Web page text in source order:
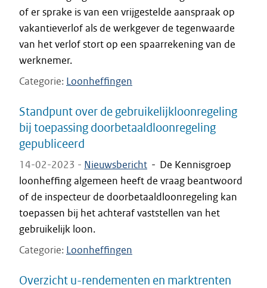
of er sprake is van een vrijgestelde aanspraak op
vakantieverlof als de werkgever de tegenwaarde
van het verlof stort op een spaarrekening van de
werknemer.
Categorie Loonheffingen
Standpunt over de gebruikelijkloonregeling
bij toepassing doorbetaaldloonregeling
gepubliceerd
14-02-2023 - Nieuwsbericht - De Kennisgroep
loonheffing algemeen heeft de vraag beantwoord
of de inspecteur de doorbetaaldloonregeling kan
toepassen bij het achteraf vaststellen van het
gebruikelijk loon.
Categorie Loonheffingen
Overzicht u-rendementen en marktrenten